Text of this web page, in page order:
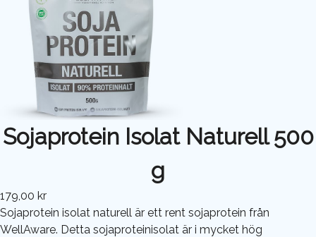
Sojaprotein Isolat Naturell 500
g
179,00 kr
Sojaprotein isolat naturell är ett rent sojaprotein från
WellAware. Detta sojaproteinisolat är i mycket hög